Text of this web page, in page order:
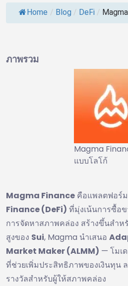
Home / Blog / DeFi /
ภาพรวม
Magma
แบบโลโก้
Magma Finance คือแพลตฟอร์ม
Finance (DeFi) ที่มุ่งเน้นการซื้อ
การจัดหาสภาพคล่อง สร้างขึ้นสำห
สูงของ Sui, Magma นำเสนอ
Market Maker (ALMM) — โมเ
ที่ช่วยเพิ่มประสิทธิภาพของเงินทุน
รางวัลสำหรับผู้ให้สภาพคล่อง